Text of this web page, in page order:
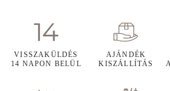
VISSZAKÜLDÉS
14 NAPON BELÜL
AJÁNDÉK
KISZÁLLÍTÁS